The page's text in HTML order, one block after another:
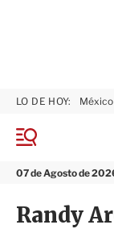
M
n
07 de Agosto de
LO DE HOY: México
Randy